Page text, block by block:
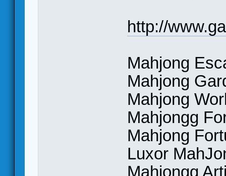
http://
Mahjong
Mahjong
Mahjong
Mahjongg
Mahjong
Luxor
Mahjongg